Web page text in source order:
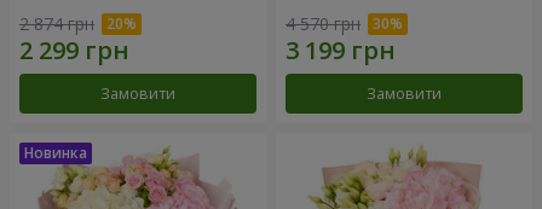
2 874 грн
Замовити
4 570 грн
Замовити